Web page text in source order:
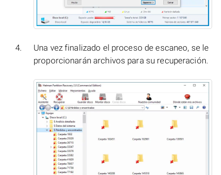
Una vez finalizado el proceso de escaneo, se le
proporcionarán archivos para su recuperación.